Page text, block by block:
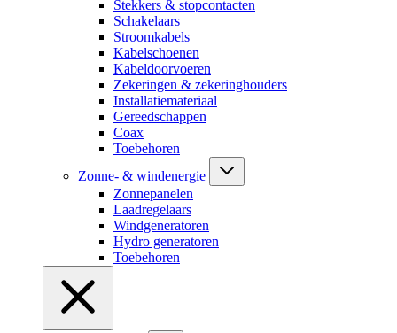
Stekkers & stopcontacten
Schakelaars
Stroomkabels
Kabelschoenen
Kabeldoorvoeren
Zekeringen & zekeringhouders
Installatiemateriaal
Gereedschappen
Coax
Toebehoren
Zonne- & windenergie
Zonnepanelen
Laadregelaars
Windgeneratoren
Hydro generatoren
Toebehoren